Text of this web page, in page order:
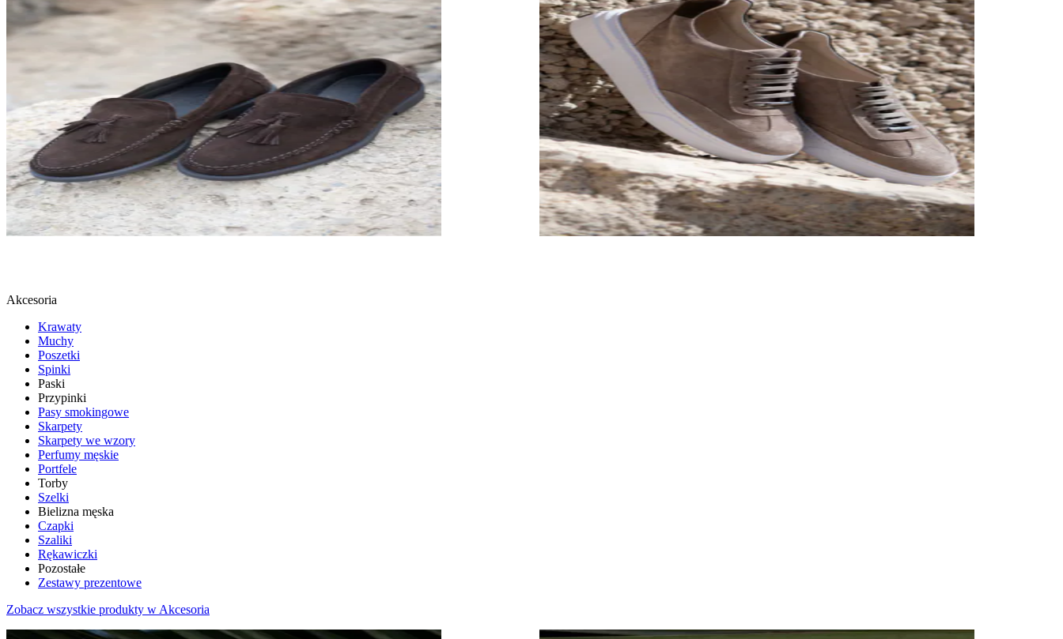
Akcesoria
Krawaty
Muchy
Poszetki
Spinki
Paski
Przypinki
Pasy smokingowe
Skarpety
Skarpety we wzory
Perfumy męskie
Portfele
Torby
Szelki
Bielizna męska
Czapki
Szaliki
Rękawiczki
Pozostałe
Zestawy prezentowe
Zobacz wszystkie produkty w Akcesoria